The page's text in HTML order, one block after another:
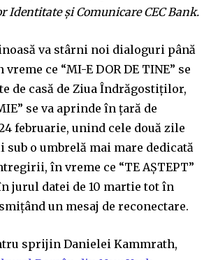
and be part of the
enter your email address on our website
button below. Don't worry, we respect
spam your inbox. Your information is
Identitate și Comunicare CEC Bank.
va stârni noi dialoguri până
vreme ce “MI-E DOR DE TINE” se
de casă de Ziua Îndrăgostiților,
se va aprinde în țară de
februarie, unind cele două zile
sub o umbrelă mai mare dedicată
în vreme ce “TE AȘTEPT”
jurul datei de 10 martie tot în
un mesaj de reconectare.
sprijin Danielei Kammrath,